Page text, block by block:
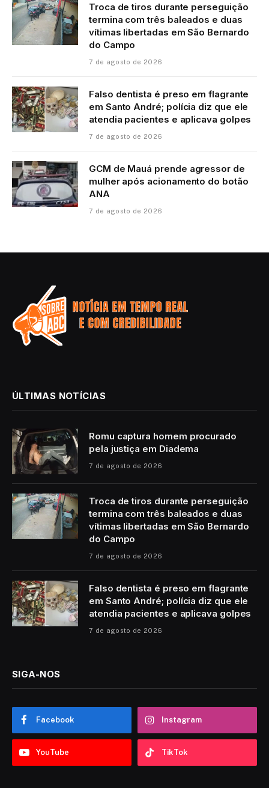
Troca de tiros durante perseguição
termina com três baleados e duas
vítimas libertadas em São Bernardo
do Campo
7 de agosto de 2026
Falso dentista é preso em flagrante
em Santo André; polícia diz que ele
atendia pacientes e aplicava golpes
7 de agosto de 2026
GCM de Mauá prende agressor de
mulher após acionamento do botão
ANA
7 de agosto de 2026
ÚLTIMAS NOTÍCIAS
Romu captura homem procurado
pela justiça em Diadema
7 de agosto de 2026
Troca de tiros durante perseguição
termina com três baleados e duas
vítimas libertadas em São Bernardo
do Campo
7 de agosto de 2026
Falso dentista é preso em flagrante
em Santo André; polícia diz que ele
atendia pacientes e aplicava golpes
7 de agosto de 2026
SIGA-NOS
Facebook Instagram
YouTube TikTok